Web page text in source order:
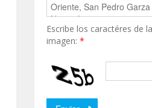
Escribe los caractéres de la
imagen: *